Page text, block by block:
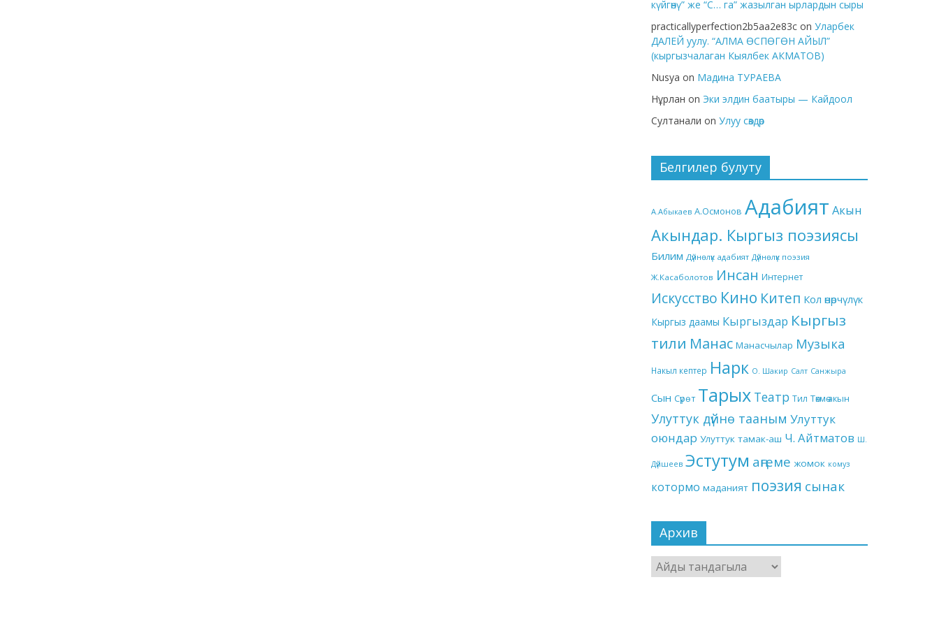
күйгөнү” же “С… га” жазылган ырлардын сыры
practicallyperfection2b5aa2e83c on Уларбек
ДАЛЕЙ уулу. “АЛМА ӨСПӨГӨН АЙЫЛ”
(кыргызчалаган Кыялбек АКМАТОВ)
Nusya on Мадина ТУРАЕВА
Нұрлан on Эки элдин баатыры — Кайдоол
Султанали on Улуу сөздөр
Белгилер булуту
А.Абыкаев А.Осмонов Адабият Акын
Акындар. Кыргыз поэзиясы
Билим Дүйнөлүк адабият Дүйнөлүк поэзия
Ж.Касаболотов Инсан Интернет
Искусство Кино Китеп Кол өнөрчүлүк
Кыргыз даамы Кыргыздар Кыргыз
тили Манас Манасчылар Музыка
Накыл кептер Нарк О. Шакир Салт Санжыра
Сын Сүрөт Тарых Театр Тил Төкмө акын
Улуттук дүйнө тааным Улуттук
оюндар Улуттук тамак-аш Ч. Айтматов Ш.
Дүйшеев Эстутум аңгеме жомок комуз
котормо маданият поэзия сынак
Архив
Архив